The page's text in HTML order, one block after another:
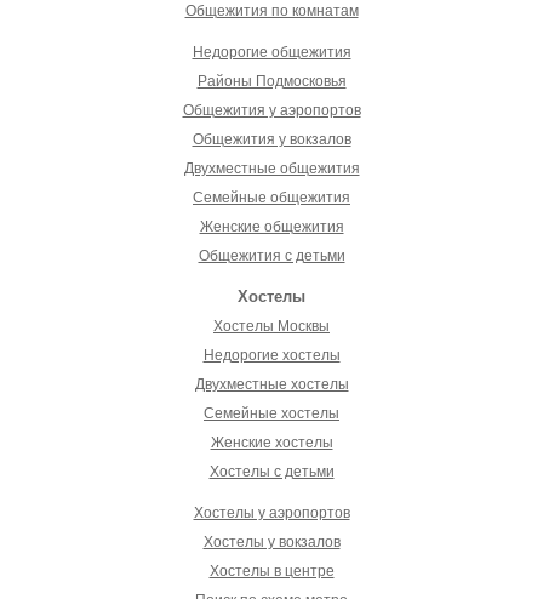
Общежития по комнатам
Недорогие общежития
Районы Подмосковья
Общежития у аэропортов
Общежития у вокзалов
Двухместные общежития
Семейные общежития
Женские общежития
Общежития с детьми
Хостелы
Хостелы Москвы
Недорогие хостелы
Двухместные хостелы
Семейные хостелы
Женские хостелы
Хостелы с детьми
Хостелы у аэропортов
Хостелы у вокзалов
Хостелы в центре